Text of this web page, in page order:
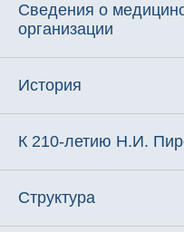
Сведения о
организации
История
К 210-летию Н.И.
Структура